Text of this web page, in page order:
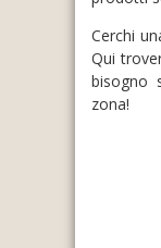
Cerchi
Qui
bisogno
zona!